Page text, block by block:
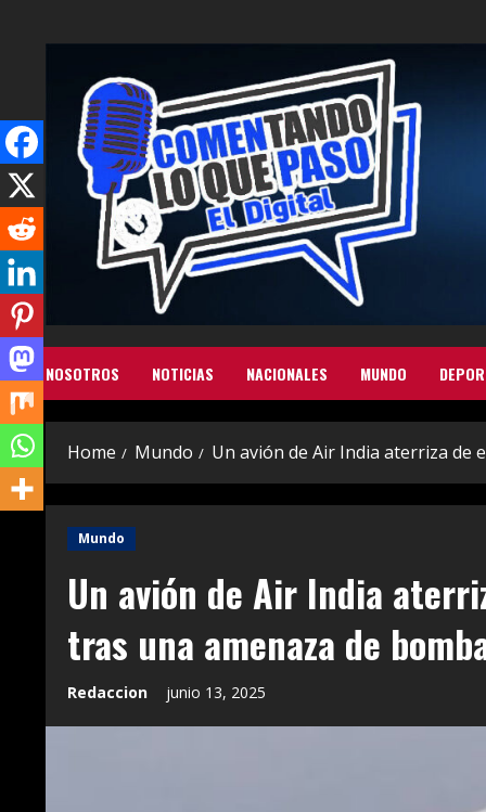
NOSOTROS NOTICIAS NACIONALES MUNDO
Home Mundo Un avión de Air India aterriza de
Mundo
Un avión de Air India
tras una amenaza de
Redaccion junio 13, 2025